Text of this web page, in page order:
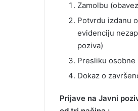
Zamolbu
Potvrdu izdanu
evidenciju
poziva)
Presliku osobne
Dokaz o
Prijave na Javni